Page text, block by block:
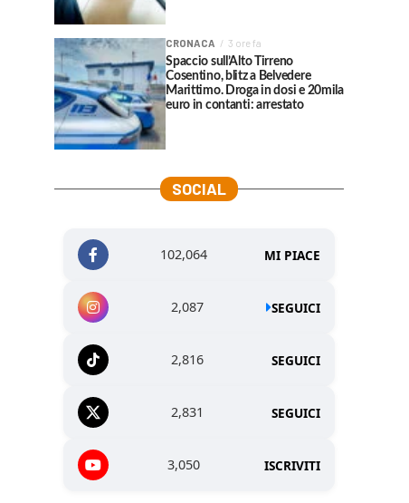
CRONACA 3 ore fa
Spaccio sull’Alto Tirreno
Cosentino, blitz a Belvedere
Marittimo. Droga in dosi e 20mila
euro in contanti: arrestato
SOCIAL
102,064 MI PIACE
2,087 SEGUICI
2,816 SEGUICI
2,831 SEGUICI
3,050 ISCRIVITI